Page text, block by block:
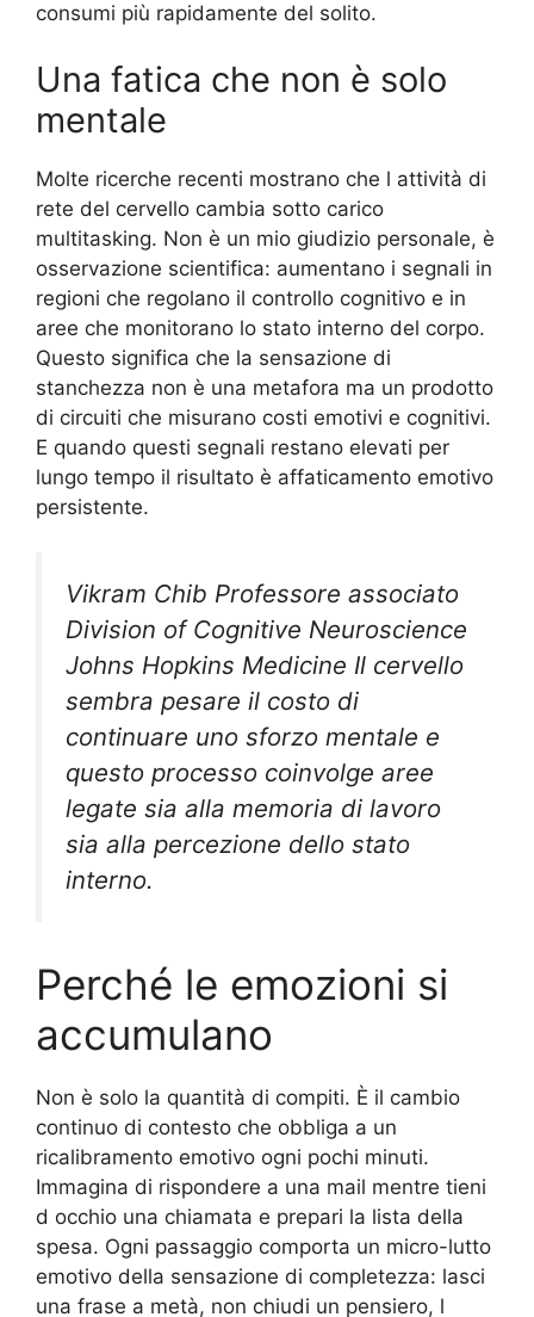
consumi più rapidamente del solito.
Una fatica che non è solo
mentale
Molte ricerche recenti mostrano che l attività di
rete del cervello cambia sotto carico
multitasking. Non è un mio giudizio personale, è
osservazione scientifica: aumentano i segnali in
regioni che regolano il controllo cognitivo e in
aree che monitorano lo stato interno del corpo.
Questo significa che la sensazione di
stanchezza non è una metafora ma un prodotto
di circuiti che misurano costi emotivi e cognitivi.
E quando questi segnali restano elevati per
lungo tempo il risultato è affaticamento emotivo
persistente.
Vikram Chib Professore associato
Division of Cognitive Neuroscience
Johns Hopkins Medicine Il cervello
sembra pesare il costo di
continuare uno sforzo mentale e
questo processo coinvolge aree
legate sia alla memoria di lavoro
sia alla percezione dello stato
interno.
Perché le emozioni si
accumulano
Non è solo la quantità di compiti. È il cambio
continuo di contesto che obbliga a un
ricalibramento emotivo ogni pochi minuti.
Immagina di rispondere a una mail mentre tieni
d occhio una chiamata e prepari la lista della
spesa. Ogni passaggio comporta un micro-lutto
emotivo della sensazione di completezza: lasci
una frase a metà, non chiudi un pensiero, l